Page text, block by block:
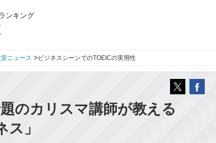
ンキング
ニュース >ビジネスシーンでのTOEICの実用性
のカリスマ講師が教える
ス」